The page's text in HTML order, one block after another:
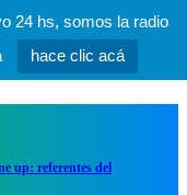
24 hs, somos la radio
hace clic acá
up: referentes del